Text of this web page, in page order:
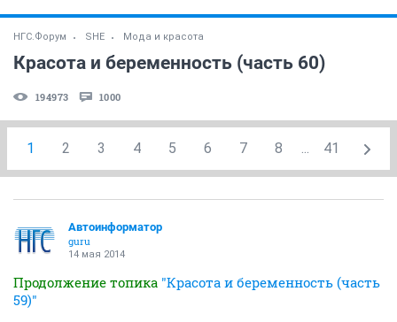
НГС.Форум SHE Мода и красота
Красота и беременность (часть 60)
194973 1000
1 2 3 4 5 6 7 8 ... 41
Автоинформатор
guru
14 мая 2014
Продолжение топика "Красота и беременность (часть
59)"